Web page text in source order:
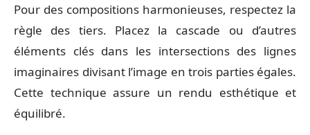
Pour des compositions harmonieuses, respectez la
règle des tiers. Placez la cascade ou d’autres
éléments clés dans les intersections des lignes
imaginaires divisant l’image en trois parties égales.
Cette technique assure un rendu esthétique et
équilibré.